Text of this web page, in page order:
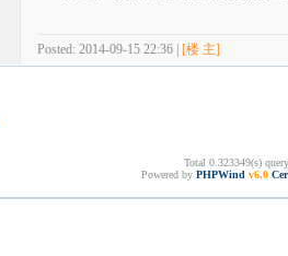
Posted: 2014-09-15 22:36 | [楼 主]
Total 0.323349(s)
Powered by PHPWind v6.0